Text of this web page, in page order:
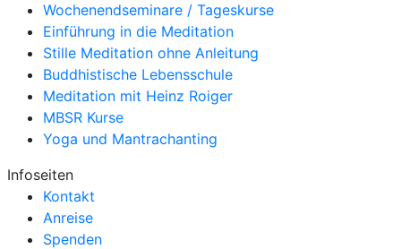
Wochenendseminare / Tageskurse
Einführung in die Meditation
Stille Meditation ohne Anleitung
Buddhistische Lebensschule
Meditation mit Heinz Roiger
MBSR Kurse
Yoga und Mantrachanting
Infoseiten
Kontakt
Anreise
Spenden